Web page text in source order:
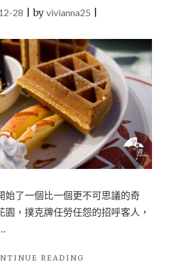
誠
菸
吃
甜
點
的
情
侶
姊
淘
茶
聊
28 |by vivianna25
始了一個比一個更不可思議的奇
園，撲克牌任勞任怨的招呼客人，
READING